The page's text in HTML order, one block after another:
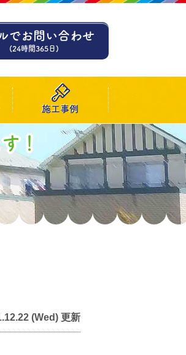
でお問い合わせ
(24時間365日)
施工事例
！
(Wed) 更新